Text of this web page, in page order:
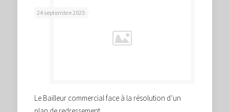
24 septembre 2025
Le Bailleur commercial face à la résolution d’un